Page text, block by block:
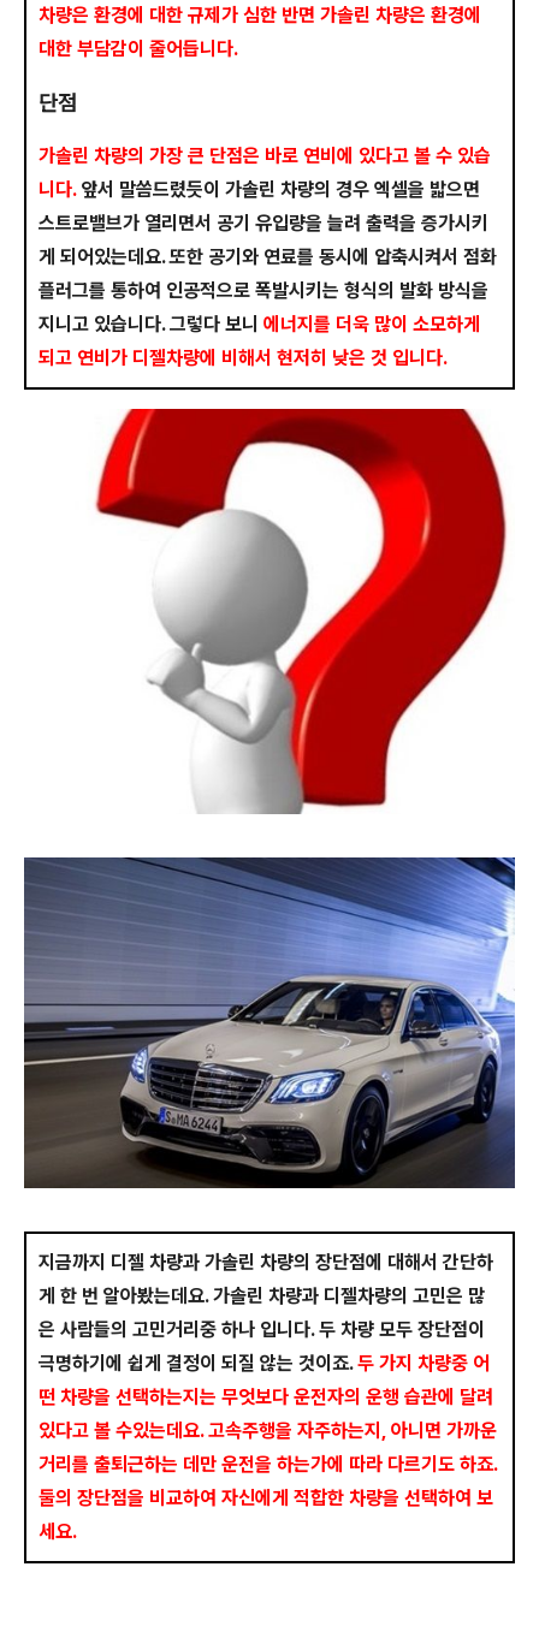
차량은 환경에 대한 규제가 심한 반면 가솔린 차량은 환경에
대한 부담감이 줄어듭니다.
단점
가솔린 차량의 가장 큰 단점은 바로 연비에 있다고 볼 수 있습
니다.앞서 말씀드렸듯이 가솔린 차량의 경우 엑셀을 밟으면
스트로밸브가 열리면서 공기 유입량을 늘려 출력을 증가시키
게 되어있는데요. 또한 공기와 연료를 동시에 압축시켜서 점화
플러그를 통하여 인공적으로 폭발시키는 형식의 발화 방식을
지니고 있습니다. 그렇다 보니 에너지를 더욱 많이 소모하게
되고 연비가 디젤차량에 비해서 현저히 낮은 것 입니다.
지금까지 디젤 차량과 가솔린 차량의 장단점에 대해서 간단하
게 한 번 알아봤는데요. 가솔린 차량과 디젤차량의 고민은 많
은 사람들의 고민거리중 하나 입니다. 두 차량 모두 장단점이
극명하기에 쉽게 결정이 되질 않는 것이죠.두 가지 차량중 어
떤 차량을 선택하는지는 무엇보다 운전자의 운행 습관에 달려
있다고 볼 수있는데요. 고속주행을 자주하는지, 아니면 가까운
거리를 출퇴근하는 데만 운전을 하는가에 따라 다르기도 하죠.
둘의 장단점을 비교하여 자신에게 적합한 차량을 선택하여 보
세요.